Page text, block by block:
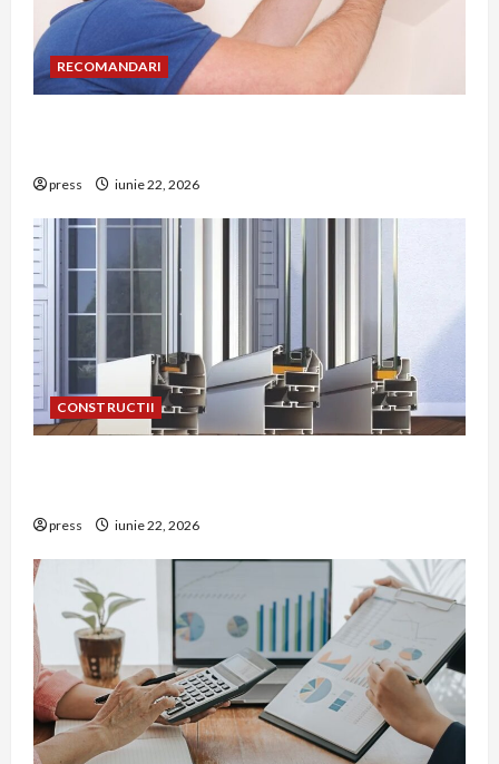
RECOMANDARI
press iunie 22, 2026
CONSTRUCTII
press iunie 22, 2026